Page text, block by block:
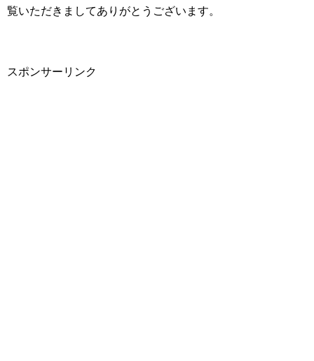
覧いただきましてありがとうございます。
スポンサーリンク